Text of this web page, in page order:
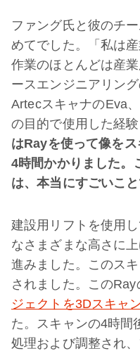
ファング氏と彼のチ
めてでした。「私は
作業のほとんどは産
ースエンジニアリン
ArtecスキャナのEva
の目的で使用した経験
はRayを使って像を
4時間かかりました。
は、本当にすごいこと
建設用リフトを使用
なさまざまな高さに
進みました。このス
されました。このRay
ジェクトを3Dスキャ
た。スキャンの4時間
処理および調整され